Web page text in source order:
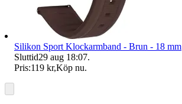
Silikon Sport Klockarmband - Brun - 18 mm
Sluttid29 aug 18:07.
Pris:119 kr,Köp nu.